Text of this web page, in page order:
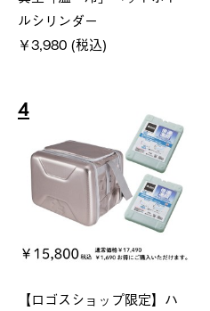
ルシリンダー
￥3,980 (税込)
4
【ロゴスショップ限定】ハ